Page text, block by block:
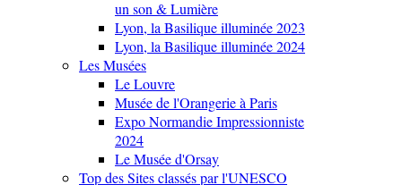
un son & Lumière
Lyon, la Basilique illuminée 2023
Lyon, la Basilique illuminée 2024
Les Musées
Le Louvre
Musée de l'Orangerie à Paris
Expo Normandie Impressionniste
2024
Le Musée d'Orsay
Top des Sites classés par l'UNESCO